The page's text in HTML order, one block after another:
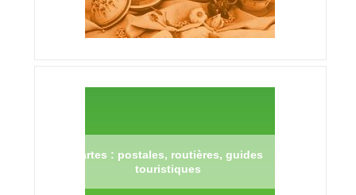
Cartes : postales, routières, guides
touristiques